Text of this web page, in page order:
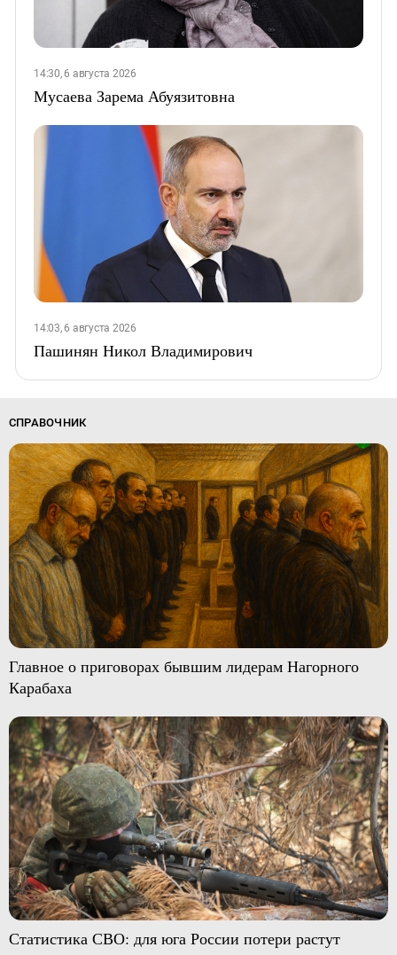
14:30, 6 августа 2026
Мусаева Зарема Абуязитовна
14:03, 6 августа 2026
Пашинян Никол Владимирович
СПРАВОЧНИК
Главное о приговорах бывшим лидерам Нагорного
Карабаха
Статистика СВО: для юга России потери растут